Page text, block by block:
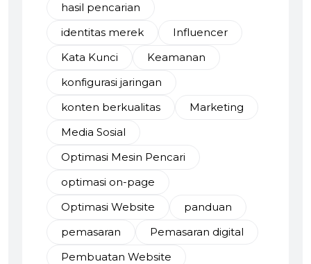
hasil pencarian
identitas merek
Influencer
Kata Kunci
Keamanan
konfigurasi jaringan
konten berkualitas
Marketing
Media Sosial
Optimasi Mesin Pencari
optimasi on-page
Optimasi Website
panduan
pemasaran
Pemasaran digital
Pembuatan Website